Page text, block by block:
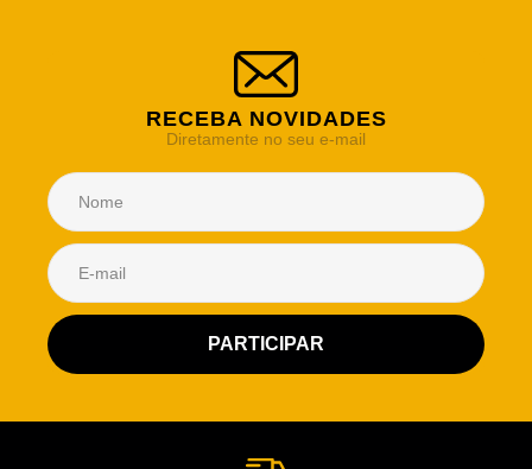
RECEBA NOVIDADES
Diretamente no seu e-mail
Atendimento Rei de Casa